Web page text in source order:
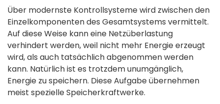
Über modernste Kontrollsysteme wird zwischen den
Einzelkomponenten des Gesamtsystems vermittelt.
Auf diese Weise kann eine Netzüberlastung
verhindert werden, weil nicht mehr Energie erzeugt
wird, als auch tatsächlich abgenommen werden
kann. Natürlich ist es trotzdem unumgänglich,
Energie zu speichern. Diese Aufgabe übernehmen
meist spezielle Speicherkraftwerke.